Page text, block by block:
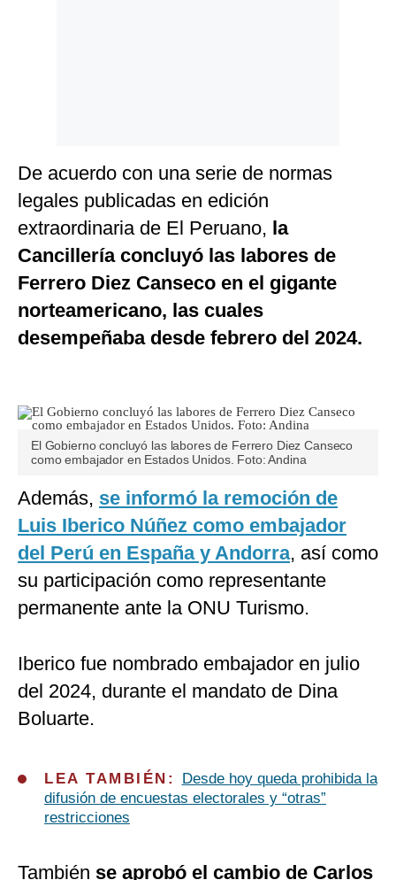
De acuerdo con una serie de normas
legales publicadas en edición
extraordinaria de El Peruano, la
Cancillería concluyó las labores de
Ferrero Diez Canseco en el gigante
norteamericano, las cuales
desempeñaba desde febrero del 2024.
El Gobierno concluyó las labores de Ferrero Diez Canseco
como embajador en Estados Unidos. Foto: Andina
Además, se informó la remoción de
Luis Iberico Núñez como embajador
del Perú en España y Andorra, así como
su participación como representante
permanente ante la ONU Turismo.
Iberico fue nombrado embajador en julio
del 2024, durante el mandato de Dina
Boluarte.
LEA TAMBIÉN:
Desde hoy queda prohibida la
difusión de encuestas electorales y “otras”
restricciones
También se aprobó el cambio de Carlos